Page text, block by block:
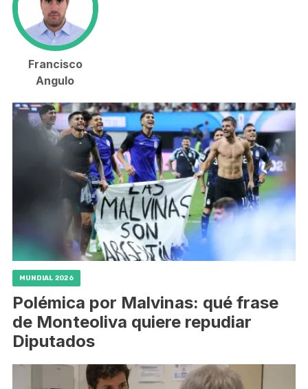
Francisco
Angulo
MUNDIAL 2026
Polémica por Malvinas: qué frase
de Monteoliva quiere repudiar
Diputados